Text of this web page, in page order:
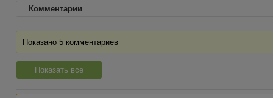
Комментарии
Показано 5 комментариев
Показать все